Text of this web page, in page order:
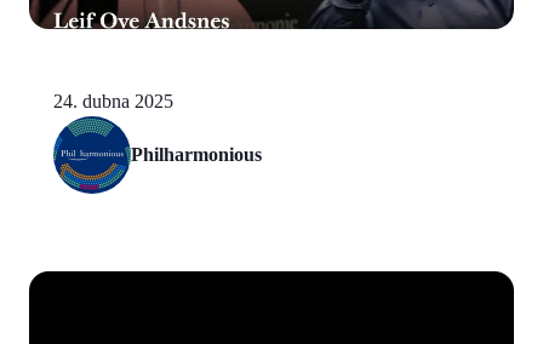
24. dubna 2025
Philharmonious